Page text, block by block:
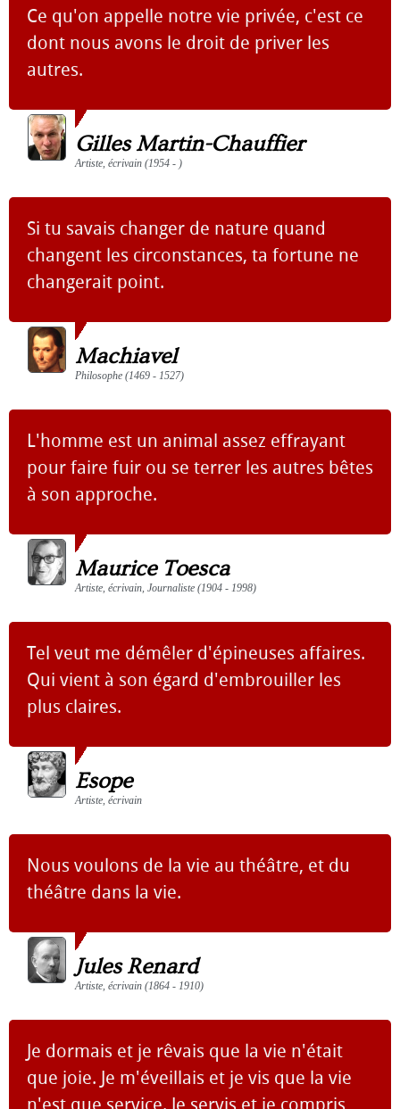
Ce qu'on appelle notre vie privée, c'est ce
dont nous avons le droit de priver les
autres.
Gilles Martin-Chauffier
Artiste, écrivain (1954 - )
Si tu savais changer de nature quand
changent les circonstances, ta fortune ne
changerait point.
Machiavel
Philosophe (1469 - 1527)
L'homme est un animal assez effrayant
pour faire fuir ou se terrer les autres bêtes
à son approche.
Maurice Toesca
Artiste, écrivain, Journaliste (1904 - 1998)
Tel veut me démêler d'épineuses affaires.
Qui vient à son égard d'embrouiller les
plus claires.
Esope
Artiste, écrivain
Nous voulons de la vie au théâtre, et du
théâtre dans la vie.
Jules Renard
Artiste, écrivain (1864 - 1910)
Je dormais et je rêvais que la vie n'était
que joie. Je m'éveillais et je vis que la vie
n'est que service. Je servis et je compris